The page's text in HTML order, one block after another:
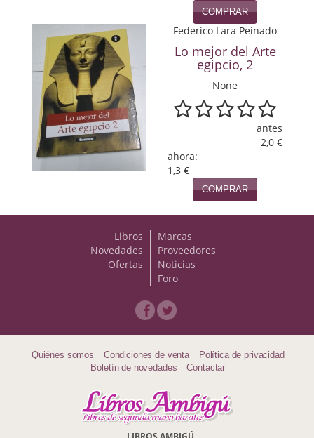
Tema Local
Terrorismo
Varios
Viajes
Viajesç
COMPRAR
Federico Lara Peinado
Lo mejor del Arte
egipcio, 2
None
antes
2,0 €
ahora:
1,3 €
COMPRAR
Libros
Novedades
Ofertas
Marcas
Proveedores
Noticias
Foro
Quiénes somos Condiciones de venta
Política de privacidad
Boletín de novedades
Contactar